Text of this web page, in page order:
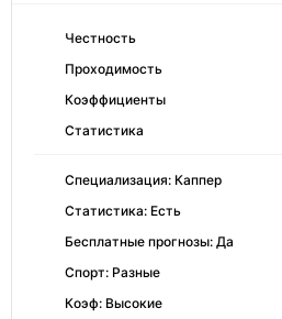
Честность
Проходимость
Коэффициенты
Статистика
Специализация: Каппер
Статистика: Есть
Бесплатные прогнозы: Да
Спорт: Разные
Коэф: Высокие